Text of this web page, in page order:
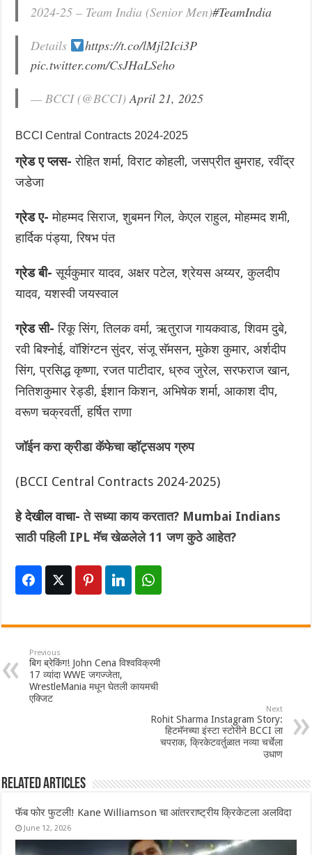
2024-25 – Team India (Senior Men)#TeamIndia
Details
https://t.co/lMjl2Ici3P
pic.twitter.com/CsJHaLSeho
— BCCI (@BCCI)April 21, 2025
BCCI Central Contracts 2024-2025
ग्रेड ए प्लस- रोहित शर्मा, विराट कोहली, जसप्रीत बुमराह, रवींद्र
जडेजा
ग्रेड ए- मोहम्मद सिराज, शुबमन गिल, केएल राहुल, मोहम्मद शमी,
हार्दिक पंड्या, रिषभ पंत
ग्रेड बी- सूर्यकुमार यादव, अक्षर पटेल, श्रेयस अय्यर, कुलदीप
यादव, यशस्वी जयस्वाल
ग्रेड सी- रिंकू सिंग, तिलक वर्मा, ऋतुराज गायकवाड, शिवम दुबे,
रवी बिश्नोई, वॉशिंग्टन सुंदर, संजू सॅमसन, मुकेश कुमार, अर्शदीप
सिंग, प्रसिद्ध कृष्णा, रजत पाटीदार, ध्रुव जुरेल, सरफराज खान,
नितिशकुमार रेड्डी, ईशान किशन, अभिषेक शर्मा, आकाश दीप,
वरूण चक्रवर्ती, हर्षित राणा
जॉईन करा क्रीडा कॅफेचा व्हॉट्सअप ग्रुप
(BCCI Central Contracts 2024-2025)
हे देखील वाचा-ते सध्या काय करतात? Mumbai Indians
साठी पहिली IPL मॅच खेळलेले 11 जण कुठे आहेत?
Previous
बिग ब्रेकिंग! John Cena विश्वविक्रमी
17 व्यांदा WWE जगज्जेता,
WrestleMania मधून घेतली कायमची
एक्जिट
Next
Rohit Sharma Instagram Story:
हिटमॅनच्या इंस्टा स्टोरीने BCCI ला
चपराक, क्रिकेटवर्तुळात नव्या चर्चेला
उधाण
Related Articles
फॅब फोर फुटली! Kane Williamson चा आंतरराष्ट्रीय क्रिकेटला अलविदा
June 12, 2026